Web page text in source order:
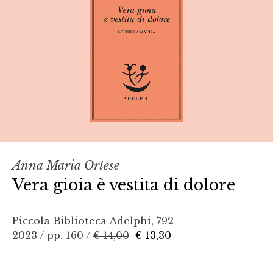
Anna Maria Ortese
Vera gioia è vestita di dolore
Piccola Biblioteca Adelphi, 792
2023 / pp. 160 / € 14,00 € 13,30